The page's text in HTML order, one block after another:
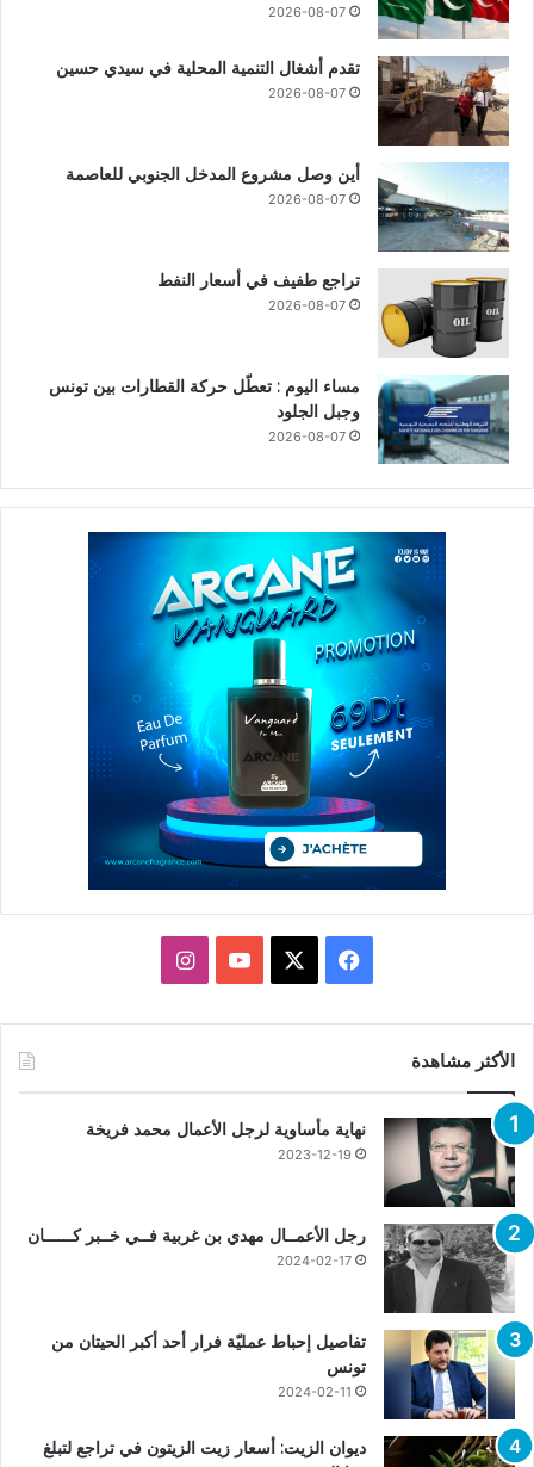
2026-08-07
تقدم أشغال التنمية المحلية في سيدي حسين
2026-08-07
أين وصل مشروع المدخل الجنوبي للعاصمة
2026-08-07
تراجع طفيف في أسعار النفط
2026-08-07
مساء اليوم : تعطّل حركة القطارات بين تونس
وجبل الجلود
2026-08-07
فيسبوك يوتيوبانستقرام
الأكثر مشاهدة
نهاية مأساوية لرجل الأعمال محمد فريخة
2023-12-19
رجل الأعمــال مهدي بن غربية فــي خــبر كــــــان
2024-02-17
تفاصيل إحباط عمليّة فرار أحد أكبر الحيتان من
تونس
2024-02-11
ديوان الزيت: أسعار زيت الزيتون في تراجع لتبلغ